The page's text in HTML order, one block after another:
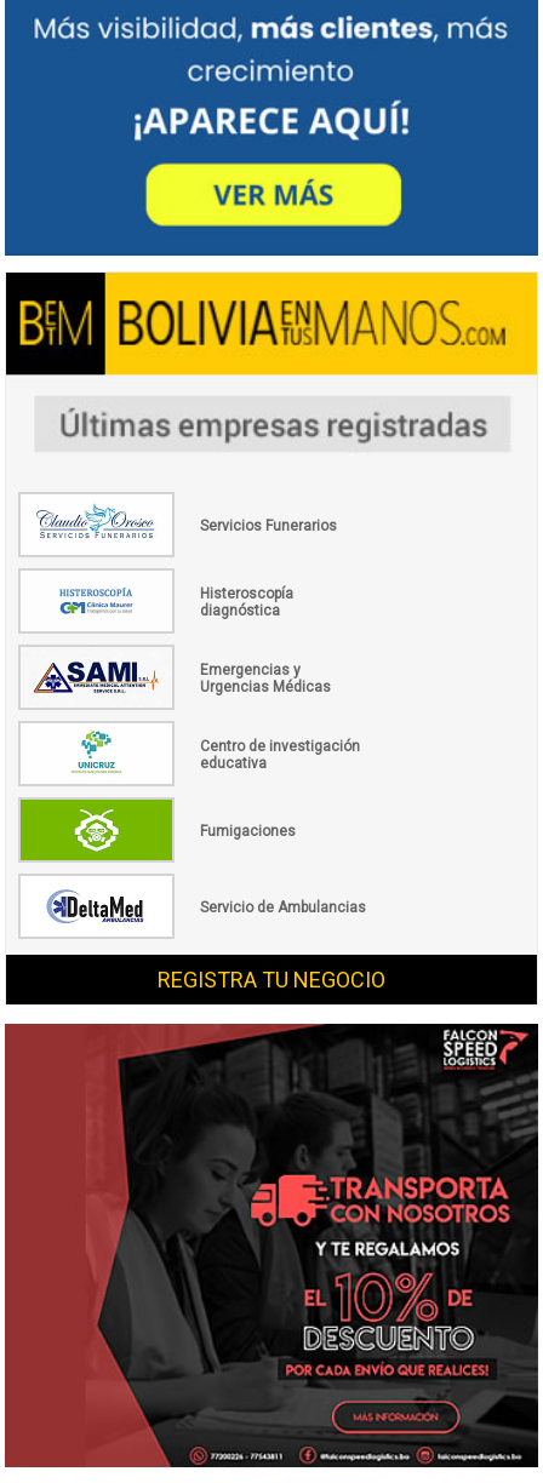
Servicios Funerarios
Histeroscopía
diagnóstica
Emergencias y
Urgencias Médicas
Centro de investigación
educativa
Fumigaciones
Servicio de Ambulancias
REGISTRA TU NEGOCIO